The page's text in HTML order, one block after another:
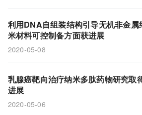
利用DNA自组装结构引导无机非金属
米材料可控制备方面获进展
2020-05-08
乳腺癌靶向治疗纳米多肽药物研究取
进展
2020-05-06